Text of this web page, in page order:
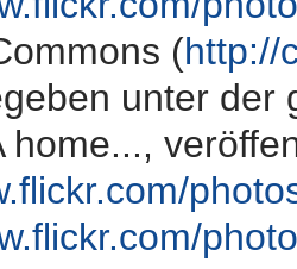
(http://
unter der
home...,